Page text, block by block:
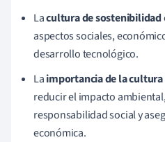
Lacultura de sostenibilidad
aspectos sociales,
desarrollo tecnológico.
Laimportancia de la
reducir el impacto
responsabilidad social y
económica.